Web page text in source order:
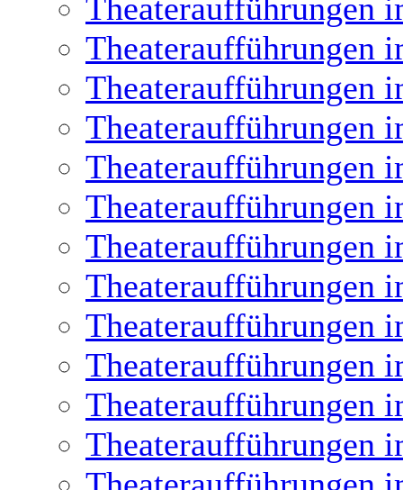
Theateraufführungen
Theateraufführungen
Theateraufführungen
Theateraufführungen
Theateraufführungen
Theateraufführungen
Theateraufführungen
Theateraufführungen
Theateraufführungen
Theateraufführungen
Theateraufführungen
Theateraufführungen